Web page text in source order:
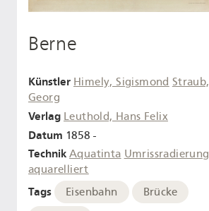
Berne
Künstler Himely, Sigismond Straub,
Georg
Verlag Leuthold, Hans Felix
Datum 1858 -
Technik Aquatinta Umrissradierung
aquarelliert
Tags Eisenbahn Brücke